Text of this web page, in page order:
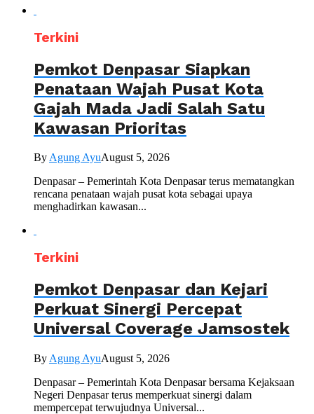
Terkini
Pemkot Denpasar Siapkan
Penataan Wajah Pusat Kota
Gajah Mada Jadi Salah Satu
Kawasan Prioritas
ByAgung AyuAugust 5, 2026
Denpasar – Pemerintah Kota Denpasar terus mematangkan
rencana penataan wajah pusat kota sebagai upaya
menghadirkan kawasan...
Terkini
Pemkot Denpasar dan Kejari
Perkuat Sinergi Percepat
Universal Coverage Jamsostek
By Agung AyuAugust 5, 2026
Denpasar – Pemerintah Kota Denpasar bersama Kejaksaan
Negeri Denpasar terus memperkuat sinergi dalam
mempercepat terwujudnya Universal...